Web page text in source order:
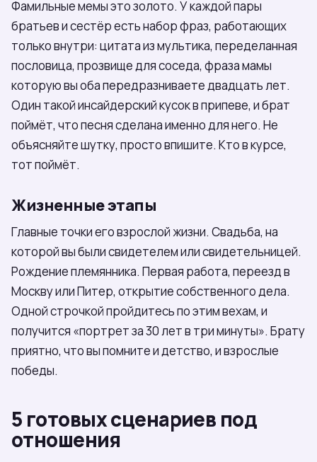
Фамильные мемы это золото. У каждой пары
братьев и сестёр есть набор фраз, работающих
только внутри: цитата из мультика, переделанная
пословица, прозвище для соседа, фраза мамы
которую вы оба передразниваете двадцать лет.
Один такой инсайдерский кусок в припеве, и брат
поймёт, что песня сделана именно для него. Не
объясняйте шутку, просто впишите. Кто в курсе,
тот поймёт.
Жизненные этапы
Главные точки его взрослой жизни. Свадьба, на
которой вы были свидетелем или свидетельницей.
Рождение племянника. Первая работа, переезд в
Москву или Питер, открытие собственного дела.
Одной строчкой пройдитесь по этим вехам, и
получится «портрет за 30 лет в три минуты». Брату
приятно, что вы помните и детство, и взрослые
победы.
5 готовых сценариев под
отношения